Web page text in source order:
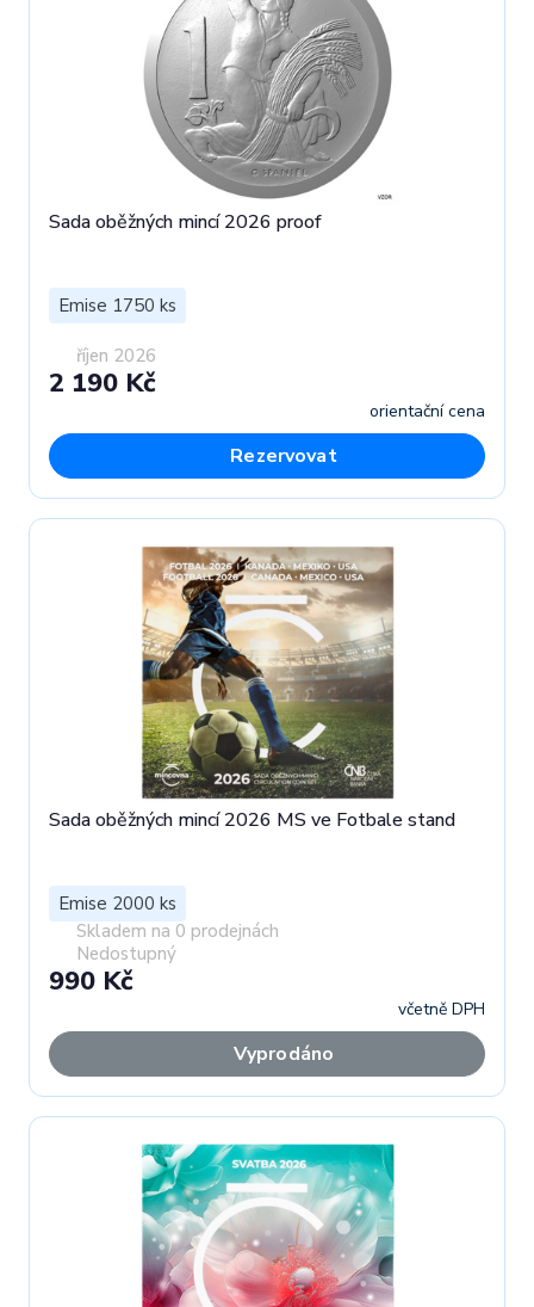
Sada oběžných mincí 2026 proof
Emise 1750 ks
říjen 2026
2 190 Kč
orientační cena
Rezervovat
Sada oběžných mincí 2026 MS ve Fotbale stand
Emise 2000 ks
Skladem na 0 prodejnách
Nedostupný
990 Kč
včetně DPH
Vyprodáno